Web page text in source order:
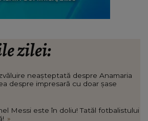
zilei:
neașteptată despre Anamaria
despre impresară cu doar șase
Messi este în doliu! Tatăl fotbalistului
»